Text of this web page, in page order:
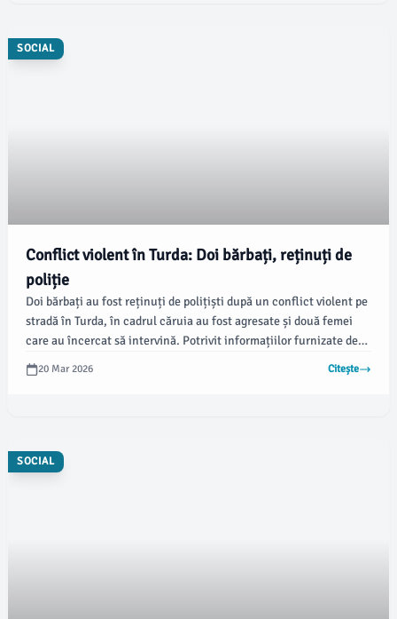
SOCIAL
Conflict violent în Turda: Doi bărbați, reținuți de
poliție
Doi bărbați au fost reținuți de polițiști după un conflict violent pe
stradă în Turda, în cadrul căruia au fost agresate și două femei
care au încercat să intervină. Potrivit informațiilor furnizate de
reprezentanții Poliției municipiului Turda, cei doi au fost reținuți
pentru 24 de ore, fiind bănuiți de mai multe infracțiuni.
20 Mar 2026 Citește
SOCIAL